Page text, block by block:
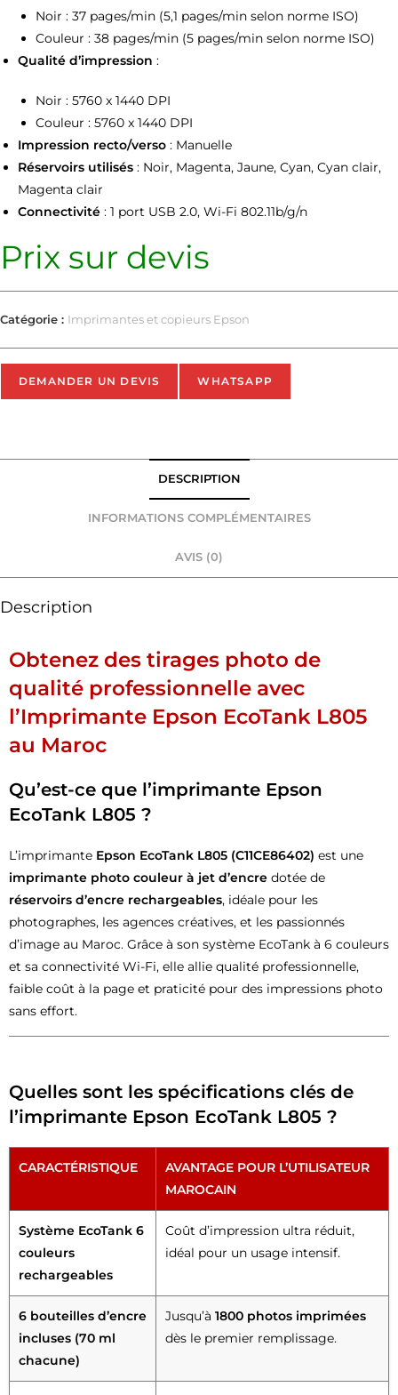
Noir : 37 pages/min (5,1 pages/min selon norme ISO)
Couleur : 38 pages/min (5 pages/min selon norme ISO)
Qualité d’impression :
Noir : 5760 x 1440 DPI
Couleur : 5760 x 1440 DPI
Impression recto/verso : Manuelle
Réservoirs utilisés : Noir, Magenta, Jaune, Cyan, Cyan clair,
Magenta clair
Connectivité : 1 port USB 2.0, Wi-Fi 802.11b/g/n
Prix sur devis
Catégorie : Imprimantes et copieurs Epson
DEMANDER UN DEVIS WHATSAPP
DESCRIPTION
INFORMATIONS COMPLÉMENTAIRES
AVIS (0)
Description
Obtenez des tirages photo de
qualité professionnelle avec
l’Imprimante Epson EcoTank L805
au Maroc
Qu’est-ce que l’imprimante Epson
EcoTank L805 ?
L’imprimante Epson EcoTank L805 (C11CE86402) est une
imprimante photo couleur à jet d’encre dotée de
réservoirs d’encre rechargeables, idéale pour les
photographes, les agences créatives, et les passionnés
d’image au Maroc. Grâce à son système EcoTank à 6 couleurs
et sa connectivité Wi-Fi, elle allie qualité professionnelle,
faible coût à la page et praticité pour des impressions photo
sans effort.
Quelles sont les spécifications clés de
l’imprimante Epson EcoTank L805 ?
CARACTÉRISTIQUE
AVANTAGE POUR L’UTILISATEUR
MAROCAIN
Système EcoTank 6
couleurs
rechargeables
Coût d’impression ultra réduit,
idéal pour un usage intensif.
6 bouteilles d’encre
incluses (70 ml
chacune)
Jusqu’à 1800 photos imprimées
dès le premier remplissage.